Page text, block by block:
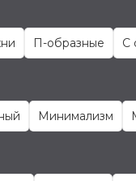
П-образные С
Минимализм